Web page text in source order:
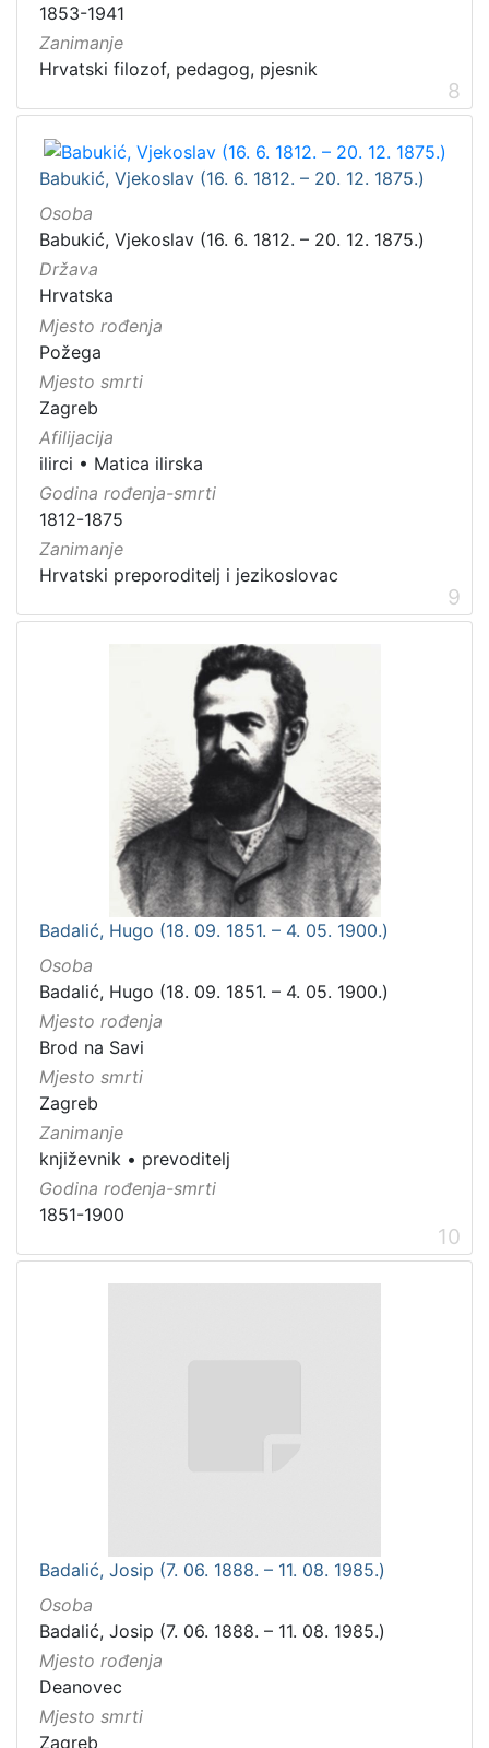
1853-1941
Zanimanje
Hrvatski filozof, pedagog, pjesnik
8
Babukić, Vjekoslav (16. 6. 1812. – 20. 12. 1875.)
Osoba
Babukić, Vjekoslav (16. 6. 1812. – 20. 12. 1875.)
Država
Hrvatska
Mjesto rođenja
Požega
Mjesto smrti
Zagreb
Afilijacija
ilirci • Matica ilirska
Godina rođenja-smrti
1812-1875
Zanimanje
Hrvatski preporoditelj i jezikoslovac
9
Badalić, Hugo (18. 09. 1851. – 4. 05. 1900.)
Osoba
Badalić, Hugo (18. 09. 1851. – 4. 05. 1900.)
Mjesto rođenja
Brod na Savi
Mjesto smrti
Zagreb
Zanimanje
književnik • prevoditelj
Godina rođenja-smrti
1851-1900
10
Badalić, Josip (7. 06. 1888. – 11. 08. 1985.)
Osoba
Badalić, Josip (7. 06. 1888. – 11. 08. 1985.)
Mjesto rođenja
Deanovec
Mjesto smrti
Zagreb